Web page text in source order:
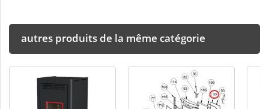
autres produits de la même catégorie